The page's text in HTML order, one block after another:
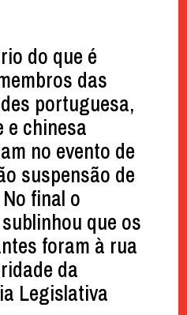
do que é
das
portuguesa,
e chinesa
no evento de
suspensão de
final o
que os
foram à rua
da
Legislativa